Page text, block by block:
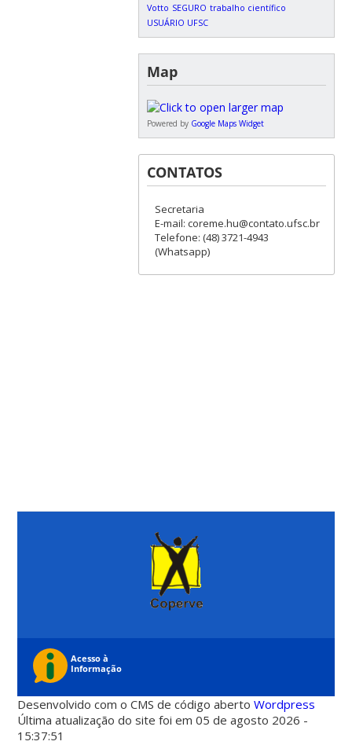
Votto SEGURO trabalho científico
USUÁRIO UFSC
Map
Powered by Google Maps Widget
CONTATOS
Secretaria
E-mail: coreme.hu@contato.ufsc.br
Telefone: (48) 3721-4943
(Whatsapp)
Desenvolvido com o CMS de código abertoWordpress
Última atualização do site foi em 05 de agosto 2026 -
15:37:51